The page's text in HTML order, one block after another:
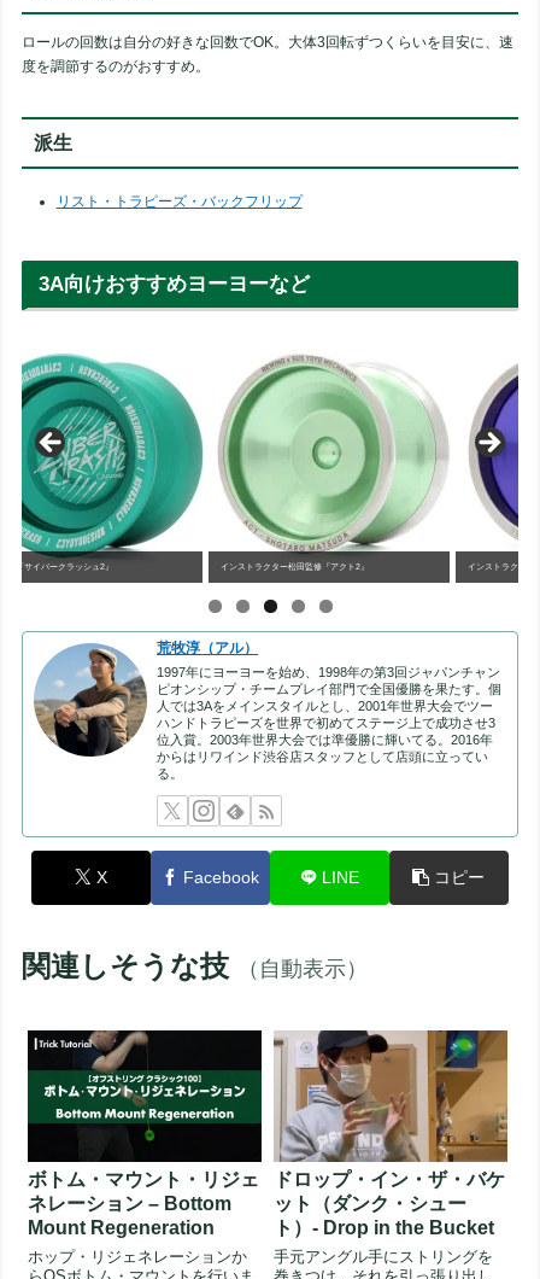
ロールの回数は自分の好きな回数でOK。大体3回転ずつくらいを目安に、速
度を調節するのがおすすめ。
派生
リスト・トラピーズ・バックフリップ
3A向けおすすめヨーヨーなど
インストラクター松田監修『アクト2』 インストラクター高見監修『トライアル』
荒牧淳（アル）
1997年にヨーヨーを始め、1998年の第3回ジャパンチャン
ピオンシップ・チームプレイ部門で全国優勝を果たす。個
人では3Aをメインスタイルとし、2001年世界大会でツー
ハンドトラピーズを世界で初めてステージ上で成功させ3
位入賞。2003年世界大会では準優勝に輝いてる。2016年
からはリワインド渋谷店スタッフとして店頭に立ってい
る。
X Facebook LINE コピー
関連しそうな技 （自動表示）
ボトム・マウント・リジェ
ネレーション – Bottom
Mount Regeneration
ホップ・リジェネレーションか
ドロップ・イン・ザ・バケ
ット（ダンク・シュー
ト）- Drop in the Bucket
手元アングル手にストリングを